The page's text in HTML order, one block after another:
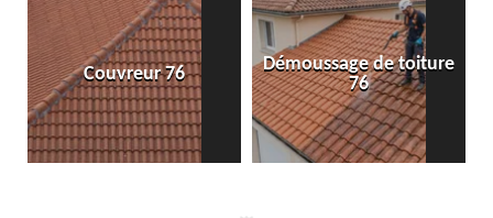
Démoussage de toiture
76
Etanchéité toiture 76